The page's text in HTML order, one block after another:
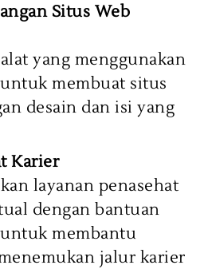
Situs Web
yang menggunakan
membuat situs
desain dan isi yang
Karier
layanan penasehat
dengan bantuan
untuk membantu
jalur karier